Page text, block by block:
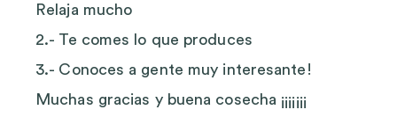
Relaja mucho
2.- Te comes lo que produces
3.- Conoces a gente muy interesante!
Muchas gracias y buena cosecha ¡¡¡¡¡¡¡